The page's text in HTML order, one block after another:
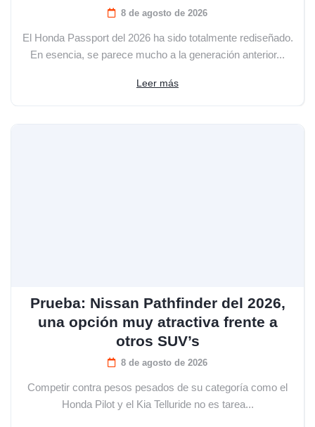
8 de agosto de 2026
El Honda Passport del 2026 ha sido totalmente rediseñado.
En esencia, se parece mucho a la generación anterior...
Leer más
Prueba: Nissan Pathfinder del 2026,
una opción muy atractiva frente a
otros SUV’s
8 de agosto de 2026
Competir contra pesos pesados de su categoría como el
Honda Pilot y el Kia Telluride no es tarea...